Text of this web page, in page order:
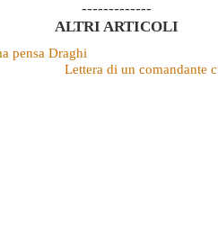
-------------
ALTRI ARTICOLI
pensa Draghi
Lettera di un comandante